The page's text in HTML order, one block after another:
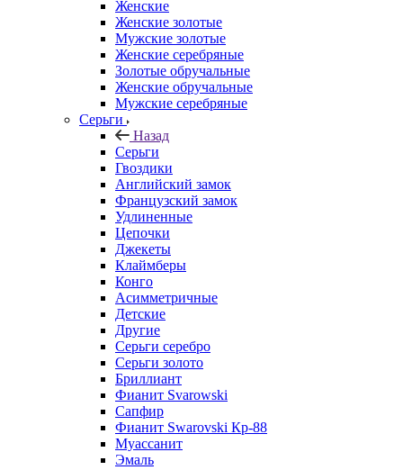
Женские
Женские золотые
Мужские золотые
Женские серебряные
Золотые обручальные
Женские обручальные
Мужские серебряные
Серьги
Назад
Серьги
Гвоздики
Английский замок
Французский замок
Удлиненные
Цепочки
Джекеты
Клаймберы
Конго
Асимметричные
Детские
Другие
Серьги серебро
Серьги золото
Бриллиант
Фианит Svarowski
Сапфир
Фианит Swarovski Кр-88
Муассанит
Эмаль